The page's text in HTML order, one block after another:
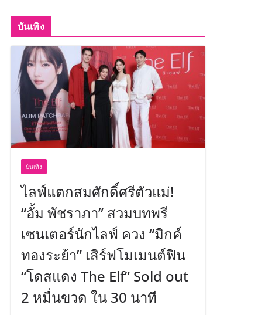
บันเทิง
บันเทิง
ไลฟ์แตกสมศักดิ์ศรีตัวแม่!
“อั้ม พัชราภา” สวมบทพรี
เซนเตอร์นักไลฟ์ ควง “มิกค์
ทองระย้า” เสิร์ฟโมเมนต์ฟิน
“โดสแดง The Elf” Sold out
2 หมื่นขวด ใน 30 นาที